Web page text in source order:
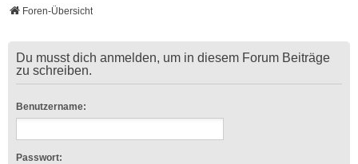
Foren-Übersicht
Du musst dich anmelden, um in diesem Forum Beiträge
zu schreiben.
Benutzername:
Passwort: